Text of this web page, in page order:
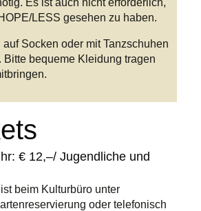
Es ist auch nicht erforderlich,
LESS gesehen zu haben.
auf Socken oder mit Tanzschuhen
Bitte bequeme Kleidung tragen
€ 12,–/ Jugendliche und
beim Kulturbüro unter
oder telefonisch